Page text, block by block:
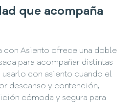
que acompaña
con Asiento ofrece una doble
para acompañar distintas
usarlo con asiento cuando el
descanso y contención,
cómoda y segura para